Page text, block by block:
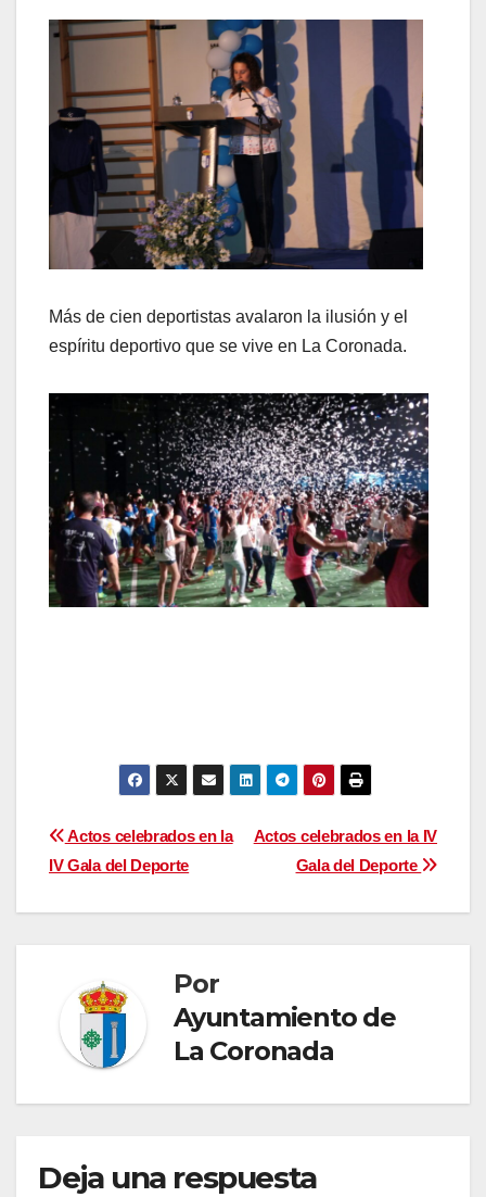
Más de cien deportistas avalaron la ilusión y el
espíritu deportivo que se vive en La Coronada.
Navegación
de
Actos celebrados en la IV
Gala del Deporte
Actos celebrados en la
IV Gala del Deporte
Por
Ayuntamiento de
La Coronada
Deja una respuesta